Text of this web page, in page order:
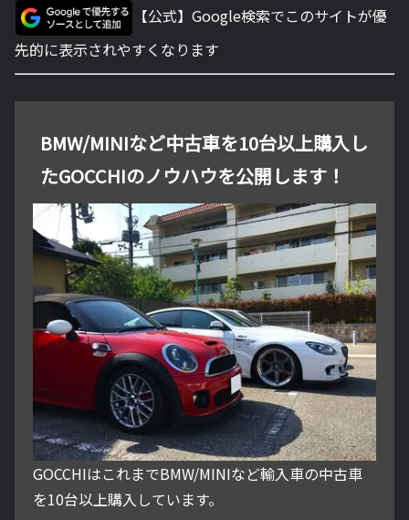
【公式】Google検索でこのサイトが優
先的に表示されやすくなります
BMW/MINIなど中古車を10台以上購入し
たGOCCHIのノウハウを公開します！
GOCCHIはこれまでBMW/MINIなど輸入車の中古車
を10台以上購入しています。